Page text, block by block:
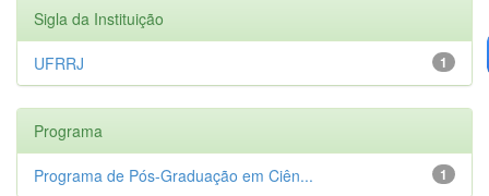
Sigla da Instituição
1
UFRRJ
Programa
1
Programa de Pós-Graduação em Ciên...